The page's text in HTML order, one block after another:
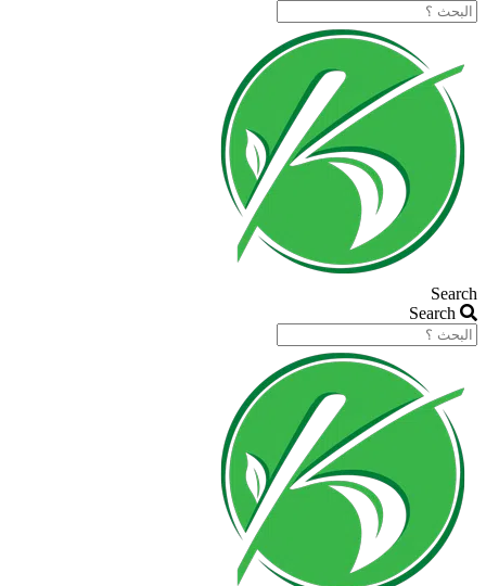
Search
Search